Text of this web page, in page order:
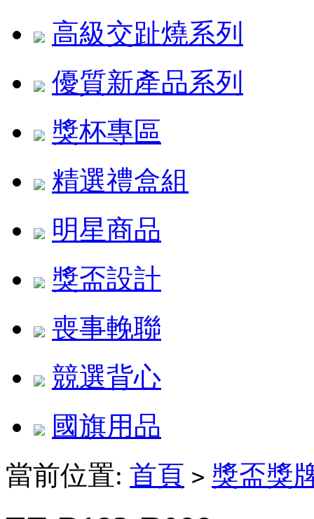
高級交趾燒系列
優質新產品系列
獎杯專區
精選禮盒組
明星商品
獎盃設計
喪事輓聯
競選背心
國旗用品
當前位置: 首頁 > 獎盃獎